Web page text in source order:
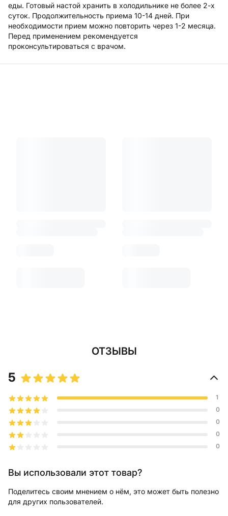
еды. Готовый настой хранить в холодильнике не более 2-х
суток. Продолжительность приема 10-14 дней. При
необходимости прием можно повторить через 1-2 месяца.
Перед применением рекомендуется
проконсультироваться с врачом.
ОТЗЫВЫ
5
1
0
0
0
0
Вы использовали этот товар?
Поделитесь своим мнением о нём, это может быть полезно
для других пользователей.